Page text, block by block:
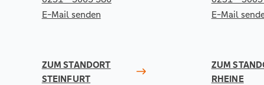
E-Mail senden
E-Mail
ZUM STANDORT
STEINFURT
ZUM
RHEINE